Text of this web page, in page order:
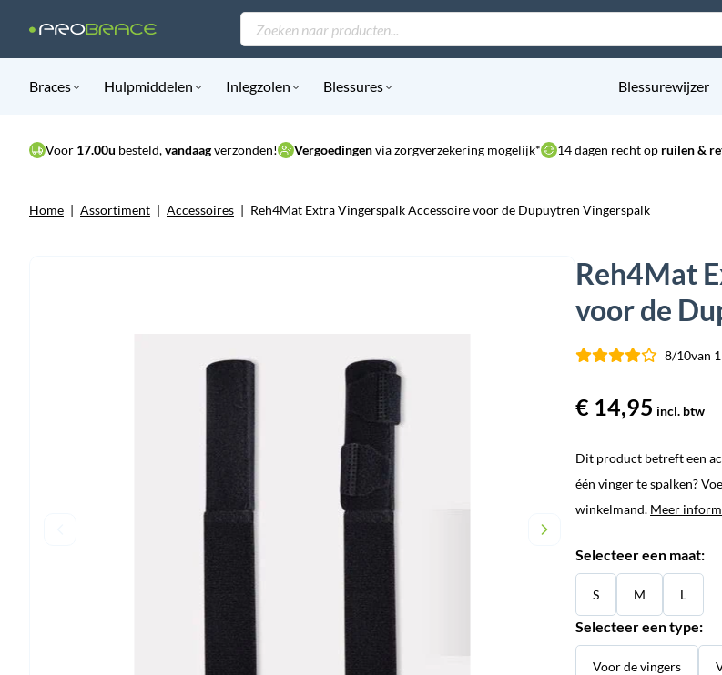
Producten
zoeken
Braces Hulpmiddelen Inlegzolen Blessures Blessurewijzer
Voor 17.00u besteld,vandaagverzonden! Vergoedingenvia zorgverzekering mogelijk* 14 dagen recht op ruilen &
Home | Assortiment | Accessoires | Reh4Mat Extra Vingerspalk Accessoire voor de Dupuytren Vingerspalk
Reh4Mat
voor de
8/10van
€ 14,95 incl. btw
Dit product betreft een
één vinger te spalken?
winkelmand. Meer
Selecteer een maat:
S M L
Selecteer een type:
Voor de vingers